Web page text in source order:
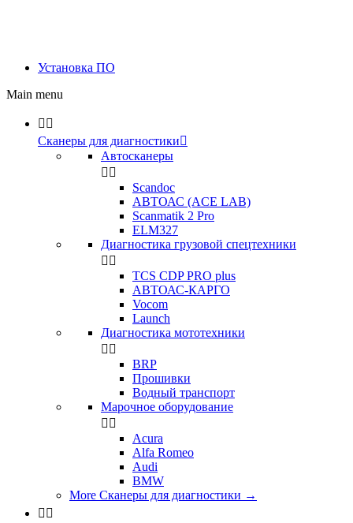
Установка ПО
Main menu
 
Сканеры для диагностики
Автосканеры
 
Scandoc
АВТОАС (ACE LAB)
Scanmatik 2 Pro
ELM327
Диагностика грузовой спецтехники
 
TCS CDP PRO plus
АВТОАС-КАРГО
Vocom
Launch
Диагностика мототехники
 
BRP
Прошивки
Водный транспорт
Марочное оборудование
 
Acura
Alfa Romeo
Audi
BMW
More Сканеры для диагностики →
 